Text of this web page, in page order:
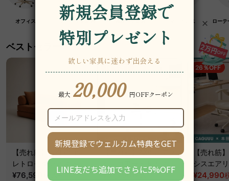
オフィス クラフト紙家具 高級木材家具 マットレス ロー
ベストセラー
【売れ筋】Soft Prime
レトロモダンソファベ
ッド｜20色以上から選
¥76,590 税込~
スチェア
¥31,790 税込 ¥39,290
26％OFF
【売れ筋
シスエア
フィスチ
¥24,990